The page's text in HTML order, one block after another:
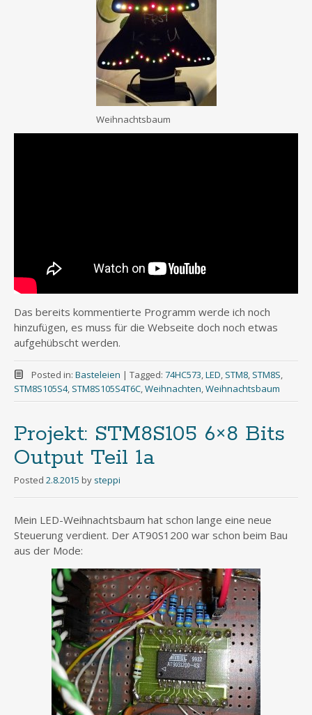
Weihnachtsbaum
Das bereits kommentierte Programm werde ich noch
hinzufügen, es muss für die Webseite doch noch etwas
aufgehübscht werden.
Posted in: Basteleien | Tagged: 74HC573 LED STM8, STM8S
STM8S105S4, STM8S105S4T6C Weihnachten Weihnachtsbaum
Projekt: STM8S105 6×8 Bits
Output Teil 1a
Posted 2.8.2015 by steppi
Mein LED-Weihnachtsbaum hat schon lange eine neue
Steuerung verdient. Der AT90S1200 war schon beim Bau
aus der Mode: